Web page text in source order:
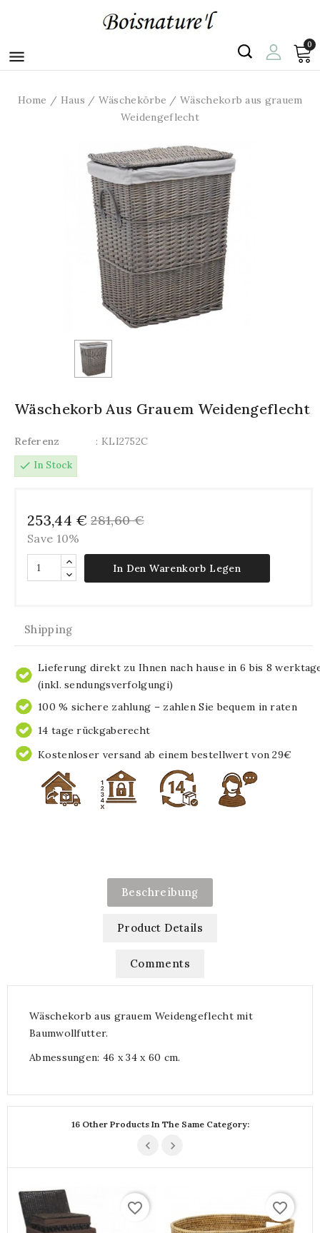

0
Home Haus Wäschekörbe
Wäschekorb aus grauem
Weidengeflecht
Wäschekorb Aus Grauem Weidengeflecht
Referenz
: KLI2752C
check In Stock
253,44 € 281,60 €
Save 10%
In Den Warenkorb Legen
Shipping
Lieferung direkt zu Ihnen nach hause in 6 bis 8
(inkl. sendungsverfolgungi)
100 % sichere zahlung – zahlen Sie bequem in raten
14 tage rückgaberecht
Kostenloser versand ab einem bestellwert von 29€
Beschreibung
Product Details
Comments
Wäschekorb aus grauem Weidengeflecht mit
Baumwollfutter.
Abmessungen: 46 x 34 x 60 cm.
16 Other Products In The Same Category:
favorite_border favorite_border